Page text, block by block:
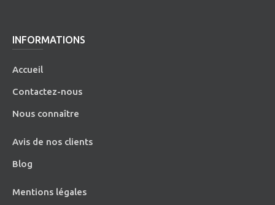
INFORMATIONS
Accueil
Contactez-nous
Nous connaître
Avis de nos clients
Blog
Mentions légales